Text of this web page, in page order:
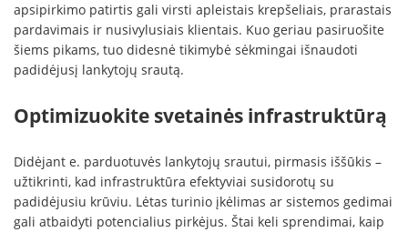
apsipirkimo patirtis gali virsti apleistais krepšeliais, prarastais
pardavimais ir nusivylusiais klientais. Kuo geriau pasiruošite
šiems pikams, tuo didesnė tikimybė sėkmingai išnaudoti
padidėjusį lankytojų srautą.
Optimizuokite svetainės infrastruktūrą
Didėjant e. parduotuvės lankytojų srautui, pirmasis iššūkis –
užtikrinti, kad infrastruktūra efektyviai susidorotų su
padidėjusiu krūviu. Lėtas turinio įkėlimas ar sistemos gedimai
gali atbaidyti potencialius pirkėjus. Štai keli sprendimai, kaip